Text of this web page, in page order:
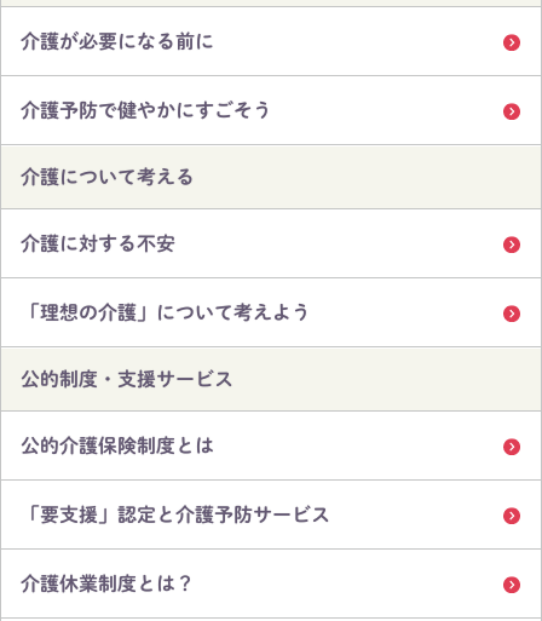
介護が必要になる前に
介護予防で健やかにすごそう
介護について考える
介護に対する不安
「理想の介護」について考えよう
公的制度・支援サービス
公的介護保険制度とは
「要支援」認定と介護予防サービス
介護休業制度とは？